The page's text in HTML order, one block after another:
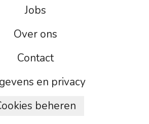
Jobs
Over ons
Contact
en privacy
beheren